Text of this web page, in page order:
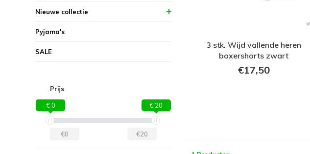
Nieuwe collectie
Pyjama's
SALE
Prijs
€ 0 € 20
€0 €20
3 stk. Wijd vallende heren
boxershorts zwart
€17,50